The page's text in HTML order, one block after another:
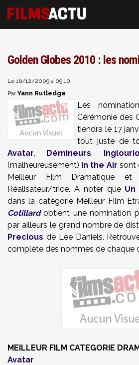
Golden Globes 2010 : les
Le 16/12/2009 à 09:10
ParYann Rutledge
Les
Cérémonie des
tiendra le 17
tout juste de
Avatar, Démineurs,
(malheureusement) In the Air sont
Meilleur Film Dramatique
Réalisateur/trice. A noter que Un
dans la catégorie Meilleur Film
Cotillardobtient une nomination
par ailleurs le grand nombre de
Precious de Lee Daniels.
complète des nommés de chaque
MEILLEUR FILM CATEGORIE
Avatar